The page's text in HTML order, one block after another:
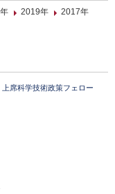
2019年
2017年
席科学技術政策フェロー